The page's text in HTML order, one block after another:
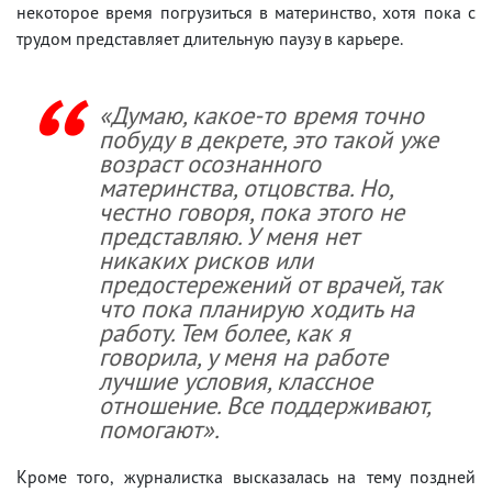
некоторое время погрузиться в материнство, хотя пока с
трудом представляет длительную паузу в карьере.
«Думаю, какое-то время точно
побуду в декрете, это такой уже
возраст осознанного
материнства, отцовства. Но,
честно говоря, пока этого не
представляю. У меня нет
никаких рисков или
предостережений от врачей, так
что пока планирую ходить на
работу. Тем более, как я
говорила, у меня на работе
лучшие условия, классное
отношение. Все поддерживают,
помогают».
Кроме того, журналистка высказалась на тему поздней